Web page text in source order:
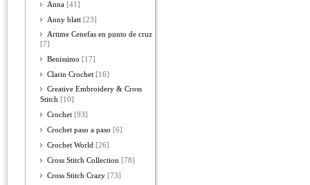
Anna [41]
Anny blatt [23]
Artime Cenefas en punto de cruz
[7]
Benissimo [17]
Clarin Crochet [16]
Creative Embroidery & Cross
Stitch [10]
Crochet [93]
Crochet paso a paso [6]
Crochet World [26]
Cross Stitch Collection [78]
Cross Stitch Crazy [73]